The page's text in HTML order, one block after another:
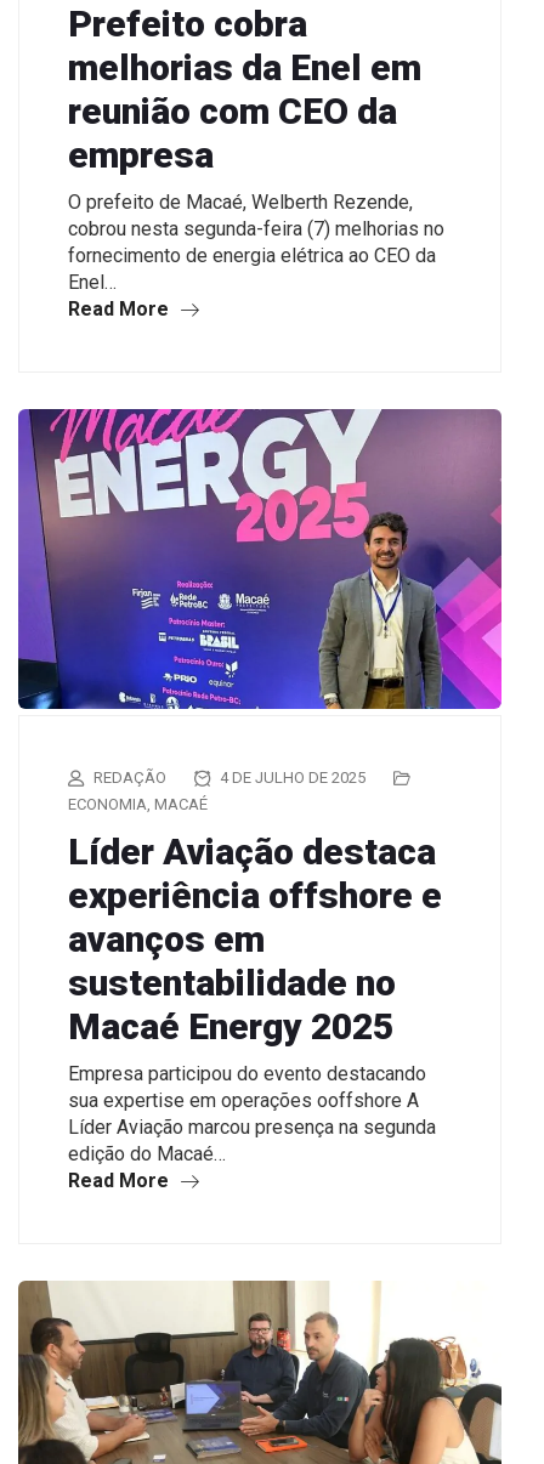
Prefeito cobra
melhorias da Enel em
reunião com CEO da
empresa
O prefeito de Macaé, Welberth Rezende,
cobrou nesta segunda-feira (7) melhorias no
fornecimento de energia elétrica ao CEO da
Enel…
Read More
REDAÇÃO
4 DE JULHO DE 2025
ECONOMIA MACAÉ
Líder Aviação destaca
experiência offshore e
avanços em
sustentabilidade no
Macaé Energy 2025
Empresa participou do evento destacando
sua expertise em operações ooffshore A
Líder Aviação marcou presença na segunda
edição do Macaé…
Read More